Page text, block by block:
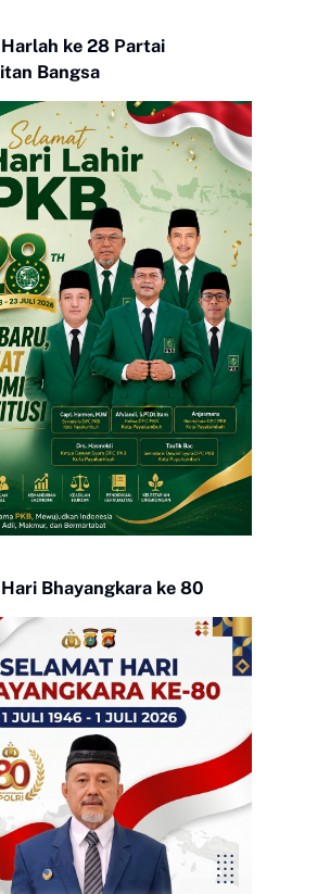
ke 28 Partai
Bangsa
Bhayangkara ke 80